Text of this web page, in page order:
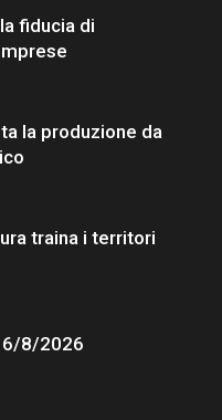
fiducia di
la produzione da
traina i territori
6/8/2026